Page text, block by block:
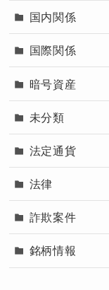
国内関係
国際関係
暗号資産
未分類
法定通貨
法律
詐欺案件
銘柄情報